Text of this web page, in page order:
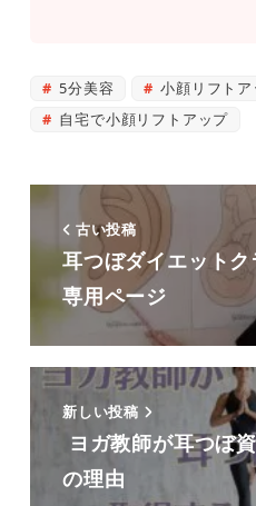
5分美容 小顔リフト
自宅で小顔リフトアップ
古い投稿
耳つぼダイエット
専用ページ
新しい投稿
ヨガ教師が耳つぼ
の理由